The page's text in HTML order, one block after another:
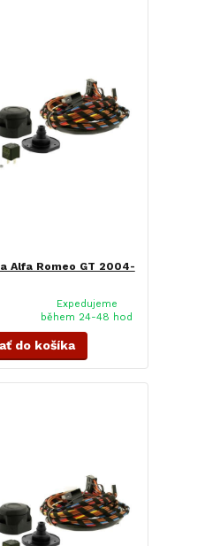
Alfa Romeo GT 2004-
Expedujeme
během 24-48 hod
do košíka